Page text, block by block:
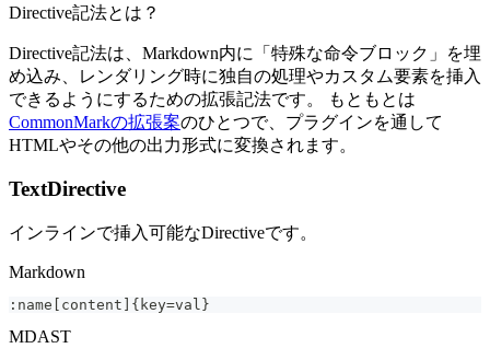
Directive記法とは？
Directive記法は、Markdown内に「特殊な命令ブロック」を埋
め込み、レンダリング時に独自の処理やカスタム要素を挿入
できるようにするための拡張記法です。 もともとは
CommonMarkの拡張案のひとつで、プラグインを通して
HTMLやその他の出力形式に変換されます。
TextDirective
インラインで挿入可能なDirectiveです。
Markdown
:name[content]{key=val}
MDAST